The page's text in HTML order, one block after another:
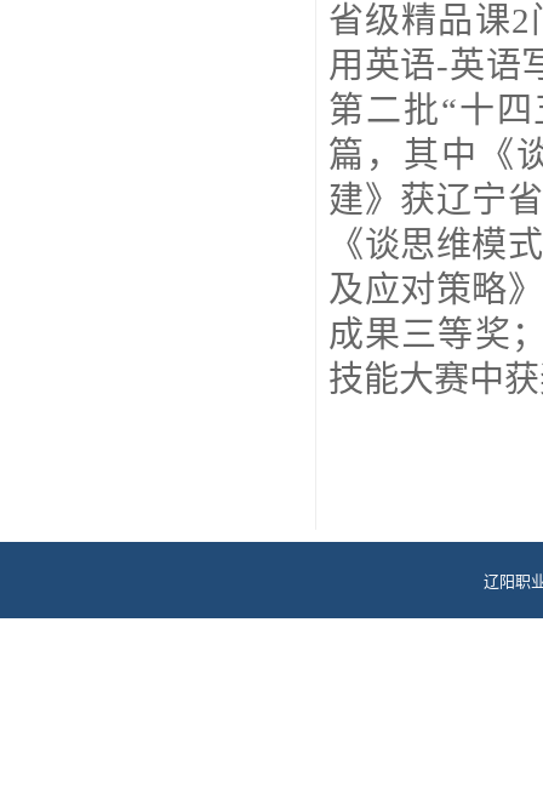
省级精品课2
用英语-英语
第二批“十
篇，其中《
建》获辽宁
《谈思维模
及应对策略
成果三等奖
技能大赛中
辽阳职